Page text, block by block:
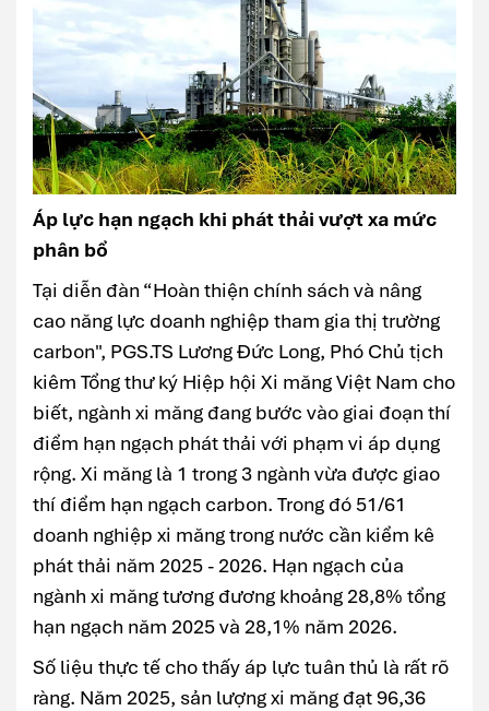
Áp lực hạn ngạch khi phát thải vượt xa mức
phân bổ
Tại diễn đàn “Hoàn thiện chính sách và nâng
cao năng lực doanh nghiệp tham gia thị trường
carbon", PGS.TS Lương Đức Long, Phó Chủ tịch
kiêm Tổng thư ký Hiệp hội Xi măng Việt Nam cho
biết, ngành xi măng đang bước vào giai đoạn thí
điểm hạn ngạch phát thải với phạm vi áp dụng
rộng. Xi măng là 1 trong 3 ngành vừa được giao
thí điểm hạn ngạch carbon. Trong đó 51/61
doanh nghiệp xi măng trong nước cần kiểm kê
phát thải năm 2025 - 2026. Hạn ngạch của
ngành xi măng tương đương khoảng 28,8% tổng
hạn ngạch năm 2025 và 28,1% năm 2026.
Số liệu thực tế cho thấy áp lực tuân thủ là rất rõ
ràng. Năm 2025, sản lượng xi măng đạt 96,36